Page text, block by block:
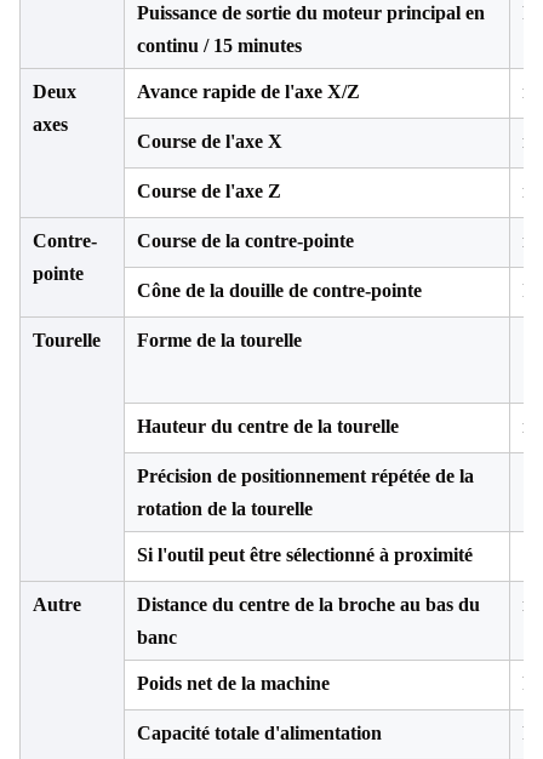
Puissance de sortie du moteur principal en
continu / 15 minutes
Deux
axes
Avance rapide de l'axe X/Z
Course de l'axe X
Course de l'axe Z
Contre-
pointe
Course de la contre-pointe
Cône de la douille de contre-pointe
Tourelle Forme de la tourelle
Hauteur du centre de la tourelle
Précision de positionnement répétée de la
rotation de la tourelle
Si l'outil peut être sélectionné à proximité
Autre
Distance du centre de la broche au bas du
banc
Poids net de la machine kg
Capacité totale d'alimentation